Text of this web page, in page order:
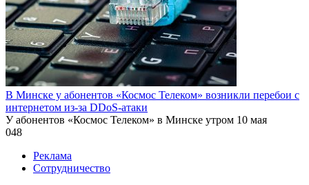
В Минске у абонентов «Космос Телеком» возникли перебои с
интернетом из-за DDoS-атаки
У абонентов «Космос Телеком» в Минске утром 10 мая
048
Реклама
Сотрудничество